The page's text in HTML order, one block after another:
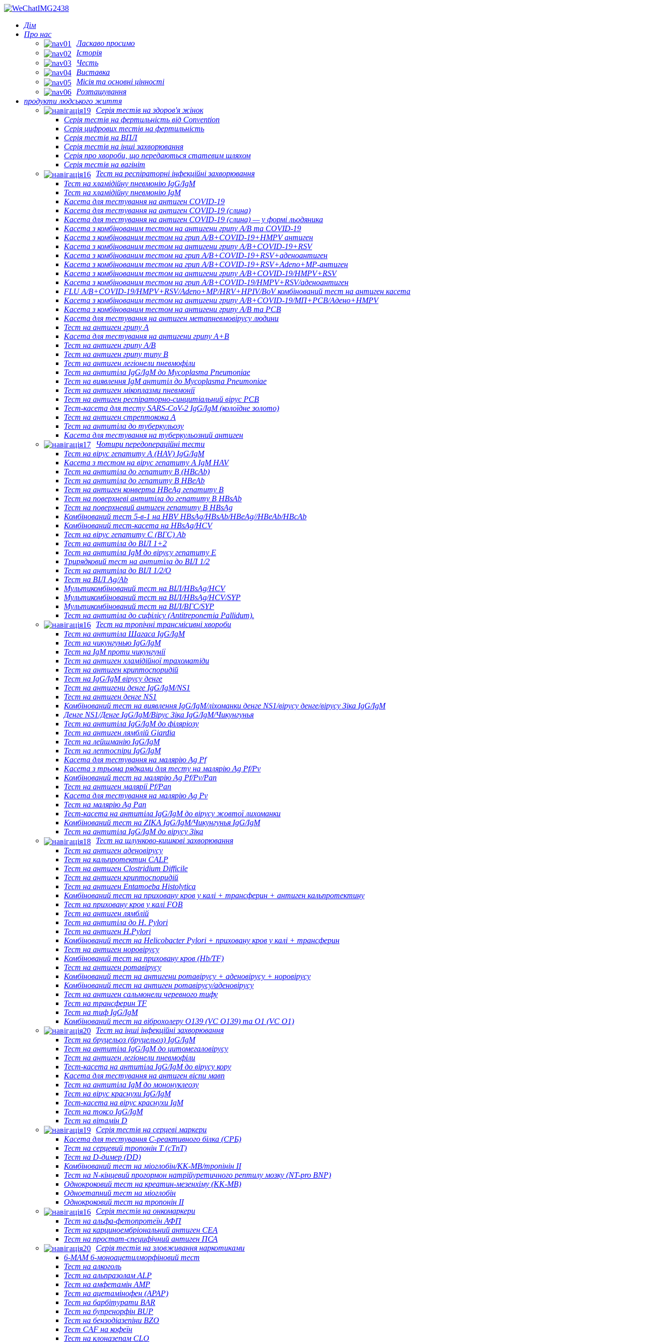
Дім
Про нас
Ласкаво просимо
Історія
Честь
Виставка
Місія та основні цінності
Розташування
продукти людського життя
Серія тестів на здоров'я жінок
Серія тестів на фертильність від Convention
Серія цифрових тестів на фертильність
Серія тестів на ВПЛ
Серія тестів на інші захворювання
Серія про хвороби, що передаються статевим шляхом
Серія тестів на вагініт
Тест на респіраторні інфекційні захворювання
Тест на хламідійну пневмонію IgG/IgM
Тест на хламідійну пневмонію IgM
Касета для тестування на антиген COVID-19
Касета для тестування на антиген COVID-19 (слина)
Касета для тестування на антиген COVID-19 (слина) — у формі льодяника
Касета з комбінованим тестом на антигени грипу A/B та COVID-19
Касета з комбінованим тестом на грип A/B+COVID-19+HMPV антиген
Касета з комбінованим тестом на антигени грипу A/B+COVID-19+RSV
Касета з комбінованим тестом на грип A/B+COVID-19+RSV+аденоантиген
Касета з комбінованим тестом на грип A/B+COVID-19+RSV+Adeno+MP-антиген
Касета з комбінованим тестом на антигени грипу A/B+COVID-19/HMPV+RSV
Касета з комбінованим тестом на грип A/B+COVID-19/HMPV+RSV/аденоантиген
FLU A/B+COVID-19/HMPV+RSV/Adeno+MP/HRV+HPIV/BoV комбінований тест на антиген касета
Касета з комбінованим тестом на антигени грипу A/B+COVID-19/МП+РСВ/Адено+HMPV
Касета з комбінованим тестом на антигени грипу A/B та РСВ
Касета для тестування на антиген метапневмовірусу людини
Тест на антиген грипу A
Касета для тестування на антигени грипу A+B
Тест на антиген грипу A/B
Тест на антиген грипу типу B
Тест на антиген легіонели пневмофіли
Тест на антитіла IgG/IgM до Mycoplasma Pneumoniae
Тест на виявлення IgM антитіл до Mycoplasma Pneumoniae
Тест на антиген мікоплазми пневмонії
Тест на антиген респіраторно-синцитіальний вірус РСВ
Тест-касета для тесту SARS-CoV-2 IgG/IgM (колоїдне золото)
Тест на антиген стрептокока А
Тест на антитіла до туберкульозу
Касета для тестування на туберкульозний антиген
Чотири передопераційні тести
Тест на вірус гепатиту А (HAV) IgG/IgM
Касета з тестом на вірус гепатиту А IgM HAV
Тест на антитіла до гепатиту B (HBcAb)
Тест на антитіла до гепатиту B HBeAb
Тест на антиген конверта HBeAg гепатиту B
Тест на поверхневі антитіла до гепатиту B HBsAb
Тест на поверхневий антиген гепатиту B HBsAg
Комбінований тест 5-в-1 на HBV HBsAg/HBsAb/HBeAg//HBeAb/HBcAb
Комбінований тест-касета на HBsAg/HCV
Тест на вірус гепатиту С (ВГС) Ab
Тест на антитіла до ВІЛ 1+2
Тест на антитіла IgM до вірусу гепатиту Е
Трирядковий тест на антитіла до ВІЛ 1/2
Тест на антитіла до ВІЛ 1/2/O
Тест на ВІЛ Ag/Ab
Мультикомбінований тест на ВІЛ/HBsAg/HCV
Мультикомбінований тест на ВІЛ/HBsAg/HCV/SYP
Мультикомбінований тест на ВІЛ/ВГС/SYP
Тест на антитіла до сифілісу (Antitreponemia Pallidum).
Тест на тропічні трансмісивні хвороби
Тест на антитіла Шагаса IgG/IgM
Тест на чикунгунью IgG/IgM
Тест на IgM проти чикунгунії
Тест на антиген хламідійної трахоматіди
Тест на антиген криптоспоридій
Тест на IgG/IgM вірусу денге
Тест на антигени денге IgG/IgM/NS1
Тест на антиген денге NS1
Комбінований тест на виявлення IgG/IgM/ліхоманки денге NS1/вірусу денге/вірусу Зіка IgG/IgM
Денге NS1/Денге IgG/IgM/Вірус Зіка IgG/IgM/Чикунгунья
Тест на антитіла IgG/IgM до філяріозу
Тест на антиген лямблій Giardia
Тест на лейшманію IgG/IgM
Тест на лептоспіри IgG/IgM
Касета для тестування на малярію Ag Pf
Касета з трьома рядками для тесту на малярію Ag Pf/Pv
Комбінований тест на малярію Ag Pf/Pv/Pan
Тест на антиген малярії Pf/Pan
Касета для тестування на малярію Ag Pv
Тест на малярію Ag Pan
Тест-касета на антитіла IgG/IgM до вірусу жовтої лихоманки
Комбінований тест на ZIKA IgG/IgM/Чикунгунья IgG/IgM
Тест на антитіла IgG/IgM до вірусу Зіка
Тест на шлунково-кишкові захворювання
Тест на антиген аденовірусу
Тест на кальпротектин CALP
Тест на антиген Clostridium Difficile
Тест на антиген криптоспоридій
Тест на антиген Entamoeba Histolytica
Комбінований тест на приховану кров у калі + трансферин + антиген кальпротектину
Тест на приховану кров у калі FOB
Тест на антиген лямблій
Тест на антитіла до H. Pylori
Тест на антиген H.Pylori
Комбінований тест на Helicobacter Pylori + приховану кров у калі + трансферин
Тест на антиген норовірусу
Комбінований тест на приховану кров (Hb/TF)
Тест на антиген ротавірусу
Комбінований тест на антигени ротавірусу + аденовірусу + норовірусу
Комбінований тест на антиген ротавірусу/аденовірусу
Тест на антиген сальмонели черевного тифу
Тест на трансферин TF
Тест на тиф IgG/IgM
Комбінований тест на віброхолеру O139 (VC O139) та O1 (VC O1)
Тест на інші інфекційні захворювання
Тест на бруцельоз (бруцельоз) IgG/IgM
Тест на антитіла IgG/IgM до цитомегаловірусу
Тест на антиген легіонели пневмофіли
Тест-касета на антитіла IgG/IgM до вірусу кору
Касета для тестування на антиген віспи мавп
Тест на антитіла IgM до мононуклеозу
Тест на вірус краснухи IgG/IgM
Тест-касета на вірус краснухи IgM
Тест на токсо IgG/IgM
Тест на вітамін D
Серія тестів на серцеві маркери
Касета для тестування С-реактивного білка (СРБ)
Тест на серцевий тропонін Т (cTnT)
Тест на D-димер (DD)
Комбінований тест на міоглобін/КК-МВ/тропінін II
Тест на N-кінцевий прогормон натрійуретичного рептилу мозку (NT-pro BNP)
Однокроковий тест на креатин-мезенхіму (КК-МВ)
Одноетапний тест на міоглобін
Однокроковий тест на тропонін II
Серія тестів на онкомаркери
Тест на альфа-фетопротеїн АФП
Тест на карциноембріональний антиген CEA
Тест на простат-специфічний антиген ПСА
Серія тестів на зловживання наркотиками
6-MAM 6-моноацетилморфіновий тест
Тест на алкоголь
Тест на альпразолам ALP
Тест на амфетамін AMP
Тест на ацетамінофен (APAP)
Тест на барбітурати BAR
Тест на бупренорфін BUP
Тест на бензодіазепіни BZO
Тест CAF на кофеїн
Тест на клоназепам CLO